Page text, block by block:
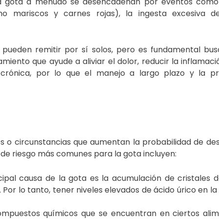
mariscos y carnes rojas), la ingesta excesiva
remitir por sí solos, pero es fundamental
que ayude a aliviar el dolor, reducir la
por lo que el manejo a largo plazo y la
o circunstancias que aumentan la probabilidad de
riesgo más comunes para la gota incluyen:
causa de la gota es la acumulación de cristales
lo tanto, tener niveles elevados de ácido úrico en la
químicos que se encuentran en ciertos